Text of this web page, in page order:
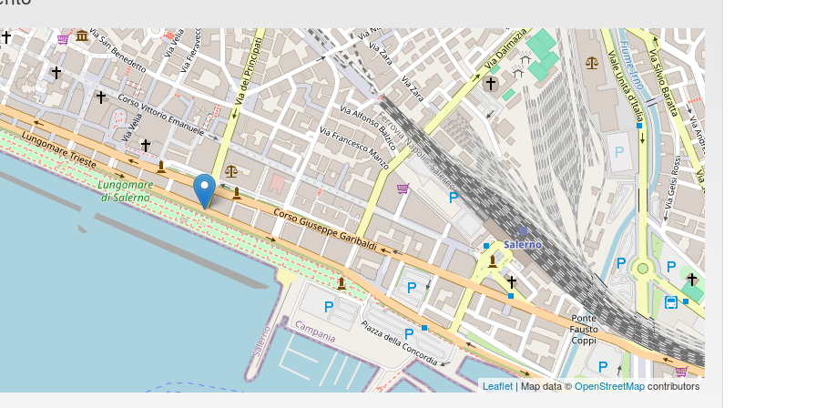
Leaflet | Map data ©OpenStreetMapcontributors